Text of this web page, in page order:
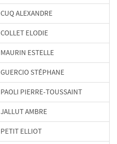
CUQ ALEXANDRE
COLLET ELODIE
MAURIN ESTELLE
GUERCIO STÉPHANE
PAOLI PIERRE-TOUSSAINT
JALLUT AMBRE
PETIT ELLIOT